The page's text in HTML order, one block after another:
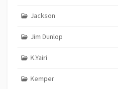
Jackson
Jim Dunlop
K.Yairi
Kemper